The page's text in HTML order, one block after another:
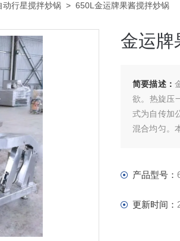
动行星搅拌炒锅 > 650L金运牌果酱搅拌炒锅
金运牌
简要描述：
欲。热旋压
式为自传加
混合均匀。
产品型号：
更新时间：